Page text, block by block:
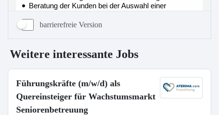
barrierefreie Version
Weitere interessante Jobs
Führungskräfte (m/w/d) als
Quereinsteiger für Wachstumsmarkt
Seniorenbetreuung